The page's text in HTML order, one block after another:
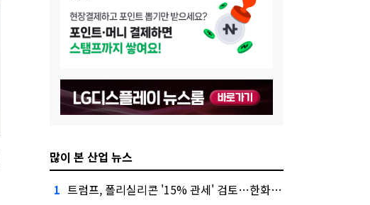
많이 본 산업 뉴스
1 트럼프, 폴리실리콘 '15% 관세' 검토…한화큐셀·OCI 영향은?